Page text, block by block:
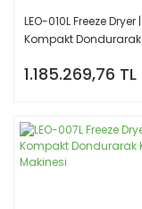
LEO-010L Freeze Dryer |
Kompakt Dondurarak
1.185.269,76 TL